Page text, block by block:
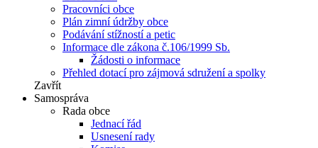
Pracovníci obce
Plán zimní údržby obce
Podávání stížností a petic
Informace dle zákona č.106/1999 Sb.
Žádosti o informace
Přehled dotací pro zájmová sdružení a spolky
Zavřít
Samospráva
Rada obce
Jednací řád
Usnesení rady